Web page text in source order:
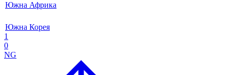
Южна Африка
Южна Корея
1
0
NG